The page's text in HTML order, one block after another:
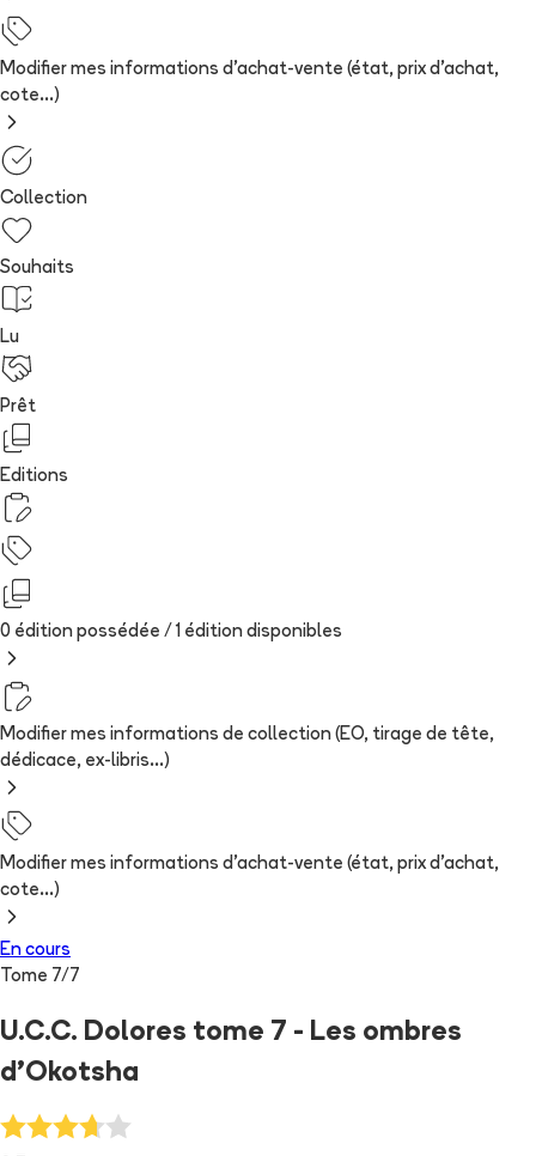
Modifier mes informations d'achat-vente (état, prix d'achat,
cote...)
Collection
Souhaits
Lu
Prêt
Editions
0 édition possédée / 1 édition disponibles
Modifier mes informations de collection (EO, tirage de tête,
dédicace, ex-libris...)
Modifier mes informations d'achat-vente (état, prix d'achat,
cote...)
En cours
Tome 7/ 7
U.C.C. Dolores tome 7 - Les ombres
d'Okotsha